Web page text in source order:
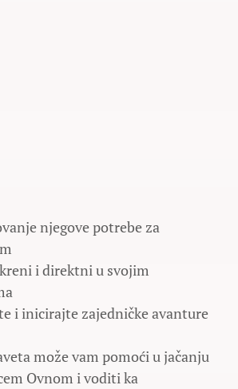
njegove potrebe za
i direktni u svojim
i inicirajte zajedničke avanture
može vam pomoći u jačanju
Ovnom i voditi ka